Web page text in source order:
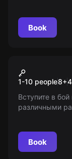
Book
Warpoint
1-10 people8+
Вступите в
различными
Book